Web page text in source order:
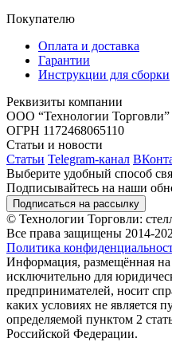
Покупателю
Оплата и доставка
Гарантии
Инструкции для сборки
Реквизиты компании
ООО “Технологии Торговли”
ОГРН 1172468065110
Статьи и новости
Статьи Telegram-канал
Выберите удобный способ
Подписывайтесь на наши
Подписаться на рассылку
© Технологии Торговли:
Все права защищены 2014-
Политика
Информация, размещённая на
исключительно для
предпринимателей, носит
каких условиях не является
определяемой пунктом 2
Российской Федерации.